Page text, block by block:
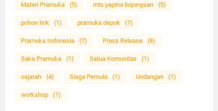
Materi Pramuka (5) mts yapina bojongsari (5)
pohon link (1) pramuka depok (7)
Pramuka Indonesia (7) Press Release (8)
Saka Pramuka (1) Satua Komunitas (1)
sejarah (4) Siaga Pemula (1) Undangan (1)
workshop (1)